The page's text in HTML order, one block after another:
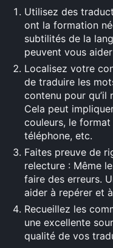
Utilisez des
ont la formation
subtilités de la
peuvent vous
Localisez votre
de traduire les
contenu pour
Cela peut
couleurs, le
téléphone, etc.
Faites preuve de
relecture : Même
faire des erreurs.
aider à repérer et
Recueillez les
une excellente
qualité de vos